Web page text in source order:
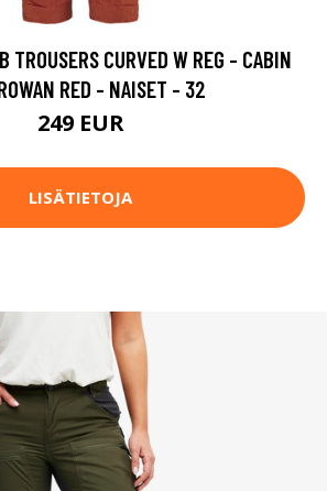
TROUSERS CURVED W REG - CABIN
RED - NAISET - 32
249 EUR
LISÄTIETOJA